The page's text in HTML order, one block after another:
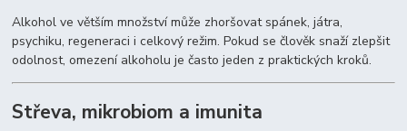
Alkohol ve větším množství může zhoršovat spánek, játra,
psychiku, regeneraci i celkový režim. Pokud se člověk snaží zlepšit
odolnost, omezení alkoholu je často jeden z praktických kroků.
Střeva, mikrobiom a imunita